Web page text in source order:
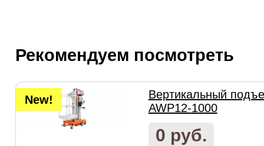
Рекомендуем посмотреть
New!
Вертикальный
AWP12-1000
0 руб.